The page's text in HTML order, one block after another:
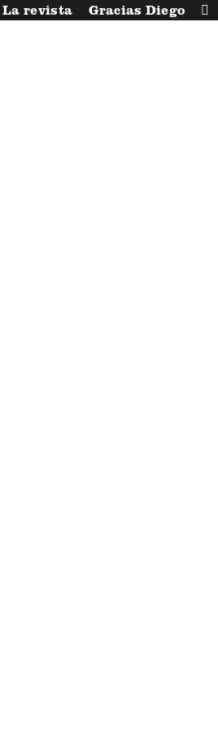
La revista Gracias Diego